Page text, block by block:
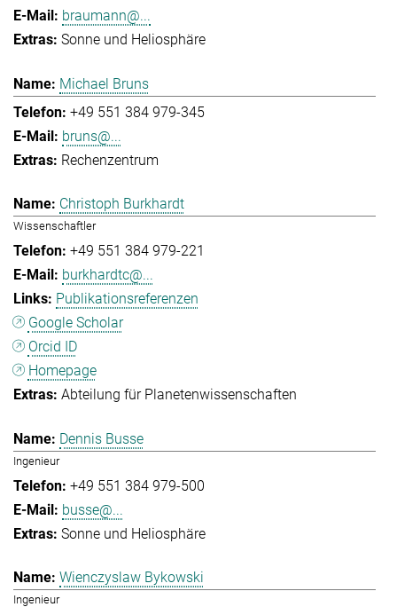
braumann@...
Sonne und Heliosphäre
Michael Bruns
+49 551 384 979-345
bruns@...
Rechenzentrum
Christoph Burkhardt
Wissenschaftler
+49 551 384 979-221
burkhardtc@...
Publikationsreferenzen
Google Scholar
Orcid ID
Homepage
Abteilung für Planetenwissenschaften
Dennis Busse
Ingenieur
+49 551 384 979-500
busse@...
Sonne und Heliosphäre
Wienczyslaw Bykowski
Ingenieur